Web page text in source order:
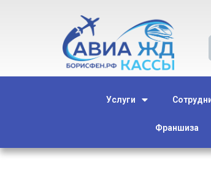
Услуги
Франшиза